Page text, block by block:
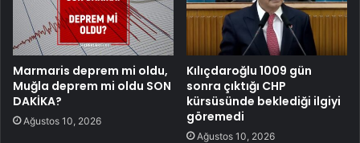
Marmaris deprem mi oldu,
Muğla deprem mi oldu SON
DAKİKA?
Ağustos 10, 2026
Kılıçdaroğlu 1009 gün
sonra çıktığı CHP
kürsüsünde beklediği ilgiyi
göremedi
Ağustos 10, 2026